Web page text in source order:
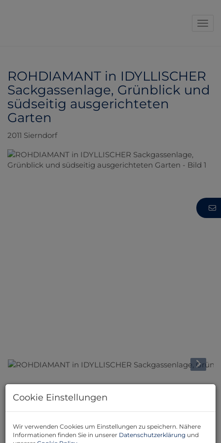
ROHDIAMANT in IDYLLISCHER
Sackgassenlage, Grünblick und
südseitig ausgerichteten
Garten
2011 Sierndorf
Beschreibung
Wir sind beauftrag mit dem Verkauf dieses1970
erbaute Einfamilienhaus mit ca.80m² Wohnflächein
grüner Sackgassenlage.
Cookie Einstellungen
Wir verwenden Cookies um Einstellungen zu speichern. Nähere
Informationen finden Sie in unserer Datenschutzerklärung und